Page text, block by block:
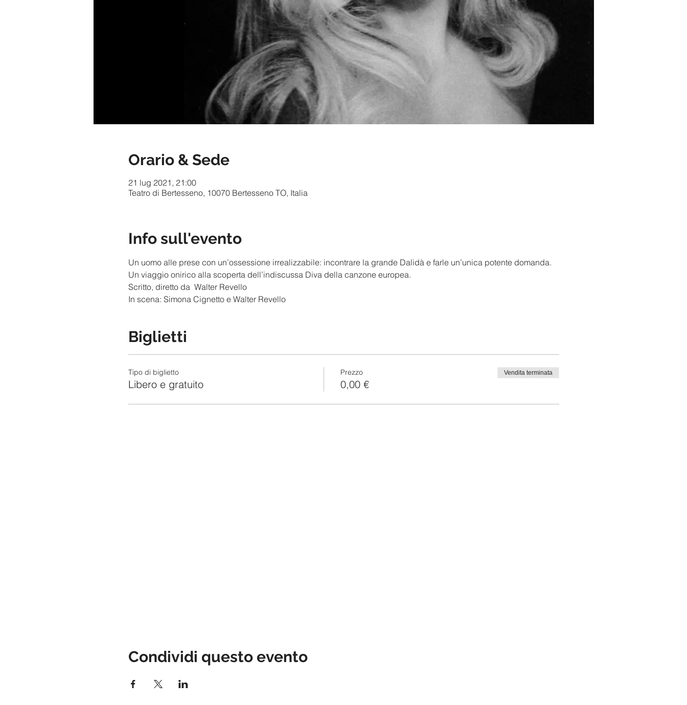
Orario & Sede
21 lug 2021, 21:00
Teatro di Bertesseno, 10070 Bertesseno TO, Italia
Info sull'evento
Un uomo alle prese con un’ossessione irrealizzabile: incontrare la grande Dalidà e farle un’unica potente domanda.
Un viaggio onirico alla scoperta dell’indiscussa Diva della canzone europea.
Scritto, diretto da  Walter Revello
In scena: Simona Cignetto e Walter Revello
Biglietti
Tipo di biglietto
Libero e gratuito
Prezzo
0,00 €
Vendita terminata
Condividi questo evento